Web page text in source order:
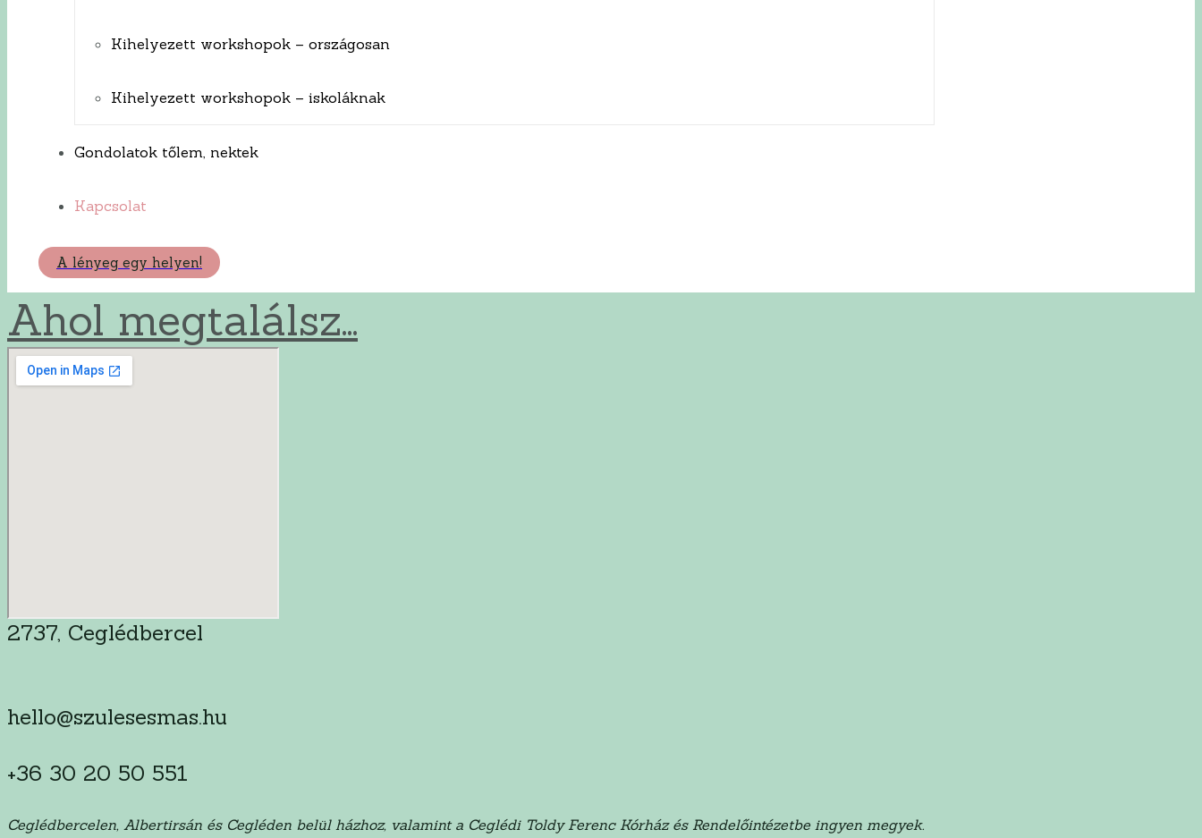
Kihelyezett workshopok – országosan
Kihelyezett workshopok – iskoláknak
Gondolatok tőlem, nektek
Kapcsolat
A lényeg egy helyen!
Ahol megtalálsz...
2737, Ceglédbercel
hello@szulesesmas.hu
+36 30 20 50 551
Ceglédbercelen, Albertirsán és Cegléden belül házhoz, valamint a Ceglédi Toldy Ferenc Kórház és Rendelőintézetbe ingyen megyek.